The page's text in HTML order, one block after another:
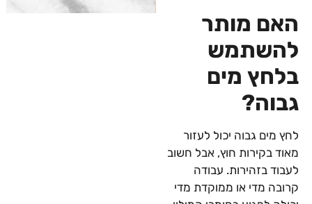
האם מותר
להשתמש
בלחץ מים
גבוה?
לחץ מים גבוה יכול לעזור
מאוד בקירות חוץ, אבל חשוב
לעבוד בזהירות. עבודה
קרובה מדי או ממוקדת מדי